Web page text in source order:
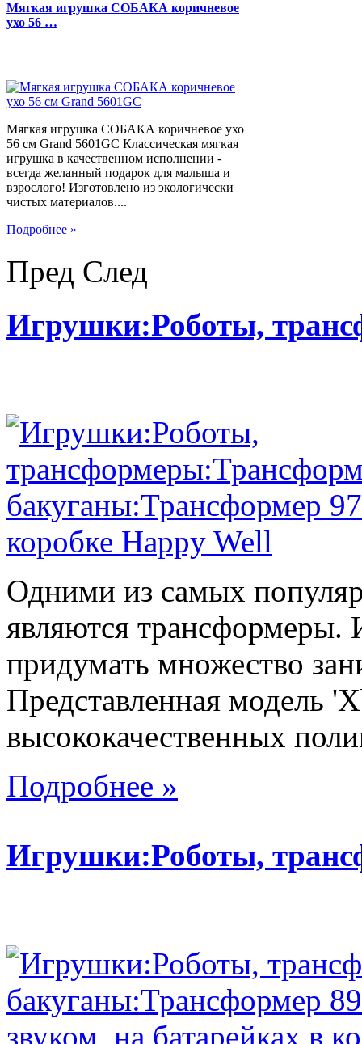
Мягкая игрушка СОБАКА коричневое
ухо 56 …
Мягкая игрушка СОБАКА коричневое ухо
56 см Grand 5601GC Классическая мягкая
игрушка в качественном исполнении -
всегда желанный подарок для малыша и
взрослого! Изготовлено из экологически
чистых материалов....
Подробнее »
Пред След
Игрушки:Роботы,
Одними из самых
являются
придумать множество
Представленная модель
высококачественных
Подробнее »
Игрушки:Роботы,